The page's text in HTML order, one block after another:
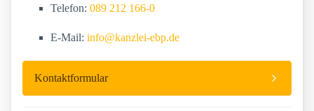
Telefon: 089 212 166-0
E-Mail: info@kanzlei-ebp.de
Kontaktformular